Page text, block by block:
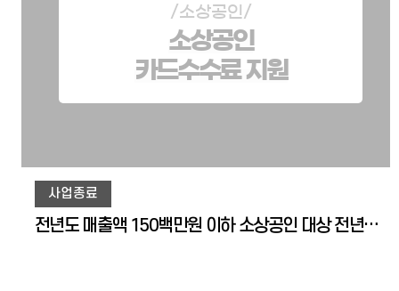
/소상공인/
소상공인
카드수수료 지원
사업종료
전년도 매출액 150백만원 이하 소상공인 대상 전년도 카드수수료 0.8% 지원(업체당 최대 50만원)